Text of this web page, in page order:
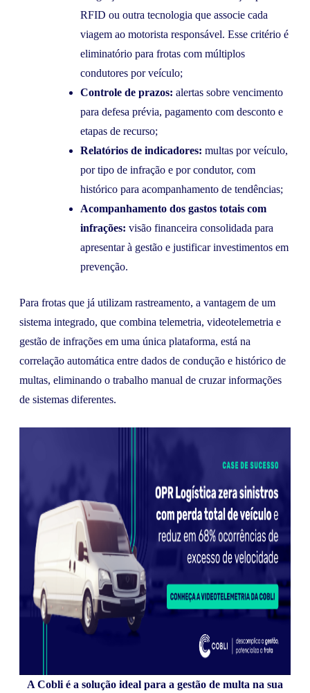
RFID ou outra tecnologia que associe cada
viagem ao motorista responsável. Esse critério é
eliminatório para frotas com múltiplos
condutores por veículo;
Controle de prazos: alertas sobre vencimento
para defesa prévia, pagamento com desconto e
etapas de recurso;
Relatórios de indicadores: multas por veículo,
por tipo de infração e por condutor, com
histórico para acompanhamento de tendências;
Acompanhamento dos gastos totais com
infrações: visão financeira consolidada para
apresentar à gestão e justificar investimentos em
prevenção.
Para frotas que já utilizam rastreamento, a vantagem de um
sistema integrado, que combina telemetria, videotelemetria e
gestão de infrações em uma única plataforma, está na
correlação automática entre dados de condução e histórico de
multas, eliminando o trabalho manual de cruzar informações
de sistemas diferentes.
A Cobli é a solução ideal para a gestão de multa na sua